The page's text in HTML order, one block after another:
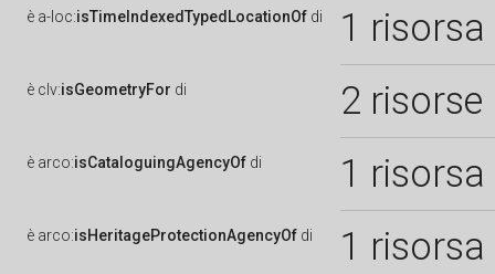
è a-loc:isTimeIndexedTypedLocationOf di 1 risorsa
è clv:isGeometryFor di 2 risorse
è arco:isCataloguingAgencyOf di 1 risorsa
è arco:isHeritageProtectionAgencyOf di 1 risorsa